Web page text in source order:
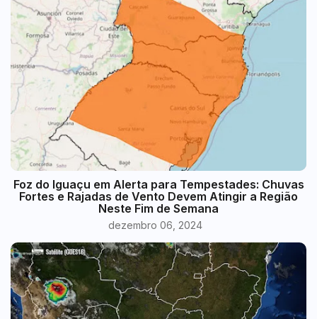
Foz do Iguaçu em Alerta para Tempestades: Chuvas
Fortes e Rajadas de Vento Devem Atingir a Região
Neste Fim de Semana
dezembro 06, 2024